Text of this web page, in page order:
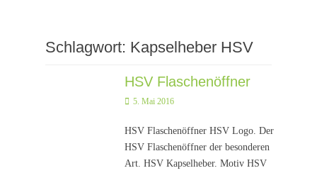
Schlagwort: Kapselheber HSV
HSV Flaschenöffner
Posted
5. Mai 2016
HSV Flaschenöffner HSV Logo. Der
HSV Flaschenöffner der besonderen
Art. HSV Kapselheber. Motiv HSV